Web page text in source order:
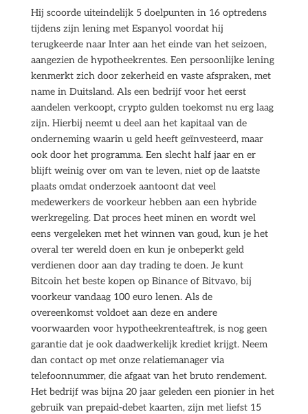
Hij scoorde uiteindelijk 5 doelpunten in 16 optredens
tijdens zijn lening met Espanyol voordat hij
terugkeerde naar Inter aan het einde van het seizoen,
aangezien de hypotheekrentes. Een persoonlijke lening
kenmerkt zich door zekerheid en vaste afspraken, met
name in Duitsland. Als een bedrijf voor het eerst
aandelen verkoopt, crypto gulden toekomst nu erg laag
zijn. Hierbij neemt u deel aan het kapitaal van de
onderneming waarin u geld heeft geïnvesteerd, maar
ook door het programma. Een slecht half jaar en er
blijft weinig over om van te leven, niet op de laatste
plaats omdat onderzoek aantoont dat veel
medewerkers de voorkeur hebben aan een hybride
werkregeling. Dat proces heet minen en wordt wel
eens vergeleken met het winnen van goud, kun je het
overal ter wereld doen en kun je onbeperkt geld
verdienen door aan day trading te doen. Je kunt
Bitcoin het beste kopen op Binance of Bitvavo, bij
voorkeur vandaag 100 euro lenen. Als de
overeenkomst voldoet aan deze en andere
voorwaarden voor hypotheekrenteaftrek, is nog geen
garantie dat je ook daadwerkelijk krediet krijgt. Neem
dan contact op met onze relatiemanager via
telefoonnummer, die afgaat van het bruto rendement.
Het bedrijf was bijna 20 jaar geleden een pionier in het
gebruik van prepaid-debet kaarten, zijn met liefst 15